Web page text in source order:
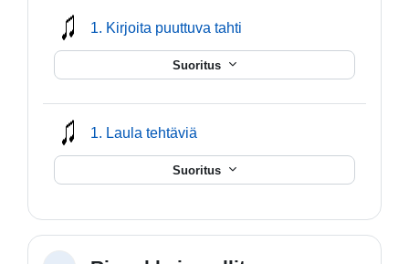
1. Kirjoita puuttuva tahti
Suoritus
1. Laula tehtäviä
Suoritus